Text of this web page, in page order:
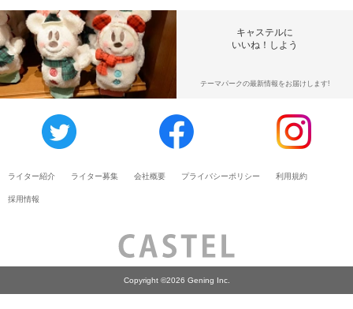
キャステルに
いいね！しよう
テーマパークの最新情報をお届けします!
ライター紹介 ライター募集 会社概要 プライバシーポリシー 利用規約
採用情報
Copyright ©2026 Gening Inc.